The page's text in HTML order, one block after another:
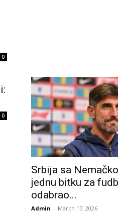
0
0
Srbija sa
jednu bitku za
odabrao...
Admin - March 17, 2026